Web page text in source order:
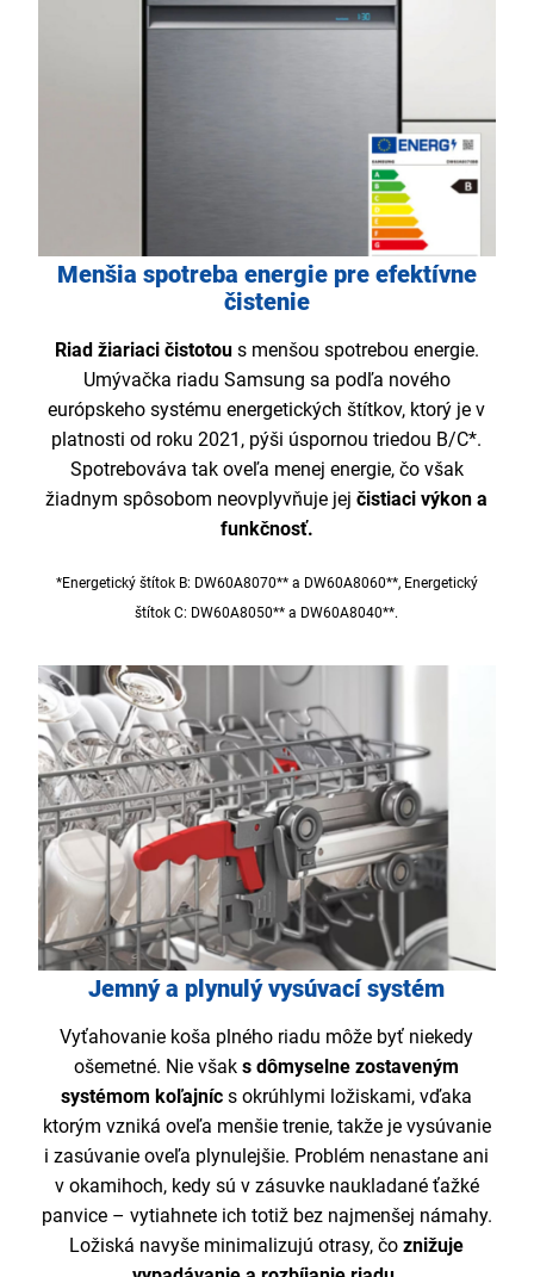
Menšia spotreba energie pre efektívne
čistenie
Riad žiariaci čistotous menšou spotrebou energie.
Umývačka riadu Samsung sa podľa nového
európskeho systému energetických štítkov, ktorý je v
platnosti od roku 2021, pýši úspornou triedou B/C*.
Spotrebováva tak oveľa menej energie, čo však
žiadnym spôsobom neovplyvňuje jejčistiaci výkon a
funkčnosť.
*Energetický štítok B: DW60A8070** a DW60A8060**, Energetický
štítok C: DW60A8050** a DW60A8040**.
Jemný a plynulý vysúvací systém
Vyťahovanie koša plného riadu môže byť niekedy
ošemetné. Nie všaks dômyselne zostaveným
systémom koľajníc s okrúhlymi ložiskami, vďaka
ktorým vzniká oveľa menšie trenie, takže je vysúvanie
i zasúvanie oveľa plynulejšie. Problém nenastane ani
v okamihoch, kedy sú v zásuvke naukladané ťažké
panvice – vytiahnete ich totiž bez najmenšej námahy.
Ložiská navyše minimalizujú otrasy, čo znižuje